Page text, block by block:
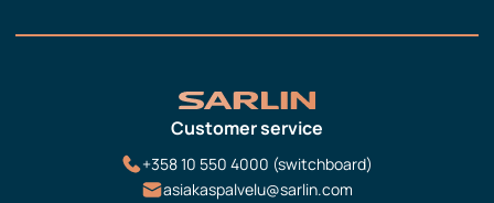
Customer service
+358 10 550 4000 (switchboard)
asiakaspalvelu@sarlin.com